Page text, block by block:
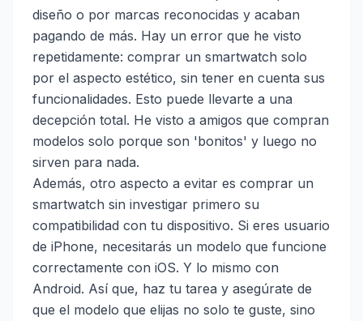
diseño o por marcas reconocidas y acaban
pagando de más. Hay un error que he visto
repetidamente: comprar un smartwatch solo
por el aspecto estético, sin tener en cuenta sus
funcionalidades. Esto puede llevarte a una
decepción total. He visto a amigos que compran
modelos solo porque son 'bonitos' y luego no
sirven para nada.
Además, otro aspecto a evitar es comprar un
smartwatch sin investigar primero su
compatibilidad con tu dispositivo. Si eres usuario
de iPhone, necesitarás un modelo que funcione
correctamente con iOS. Y lo mismo con
Android. Así que, haz tu tarea y asegúrate de
que el modelo que elijas no solo te guste, sino